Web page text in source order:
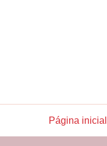
Página inicial